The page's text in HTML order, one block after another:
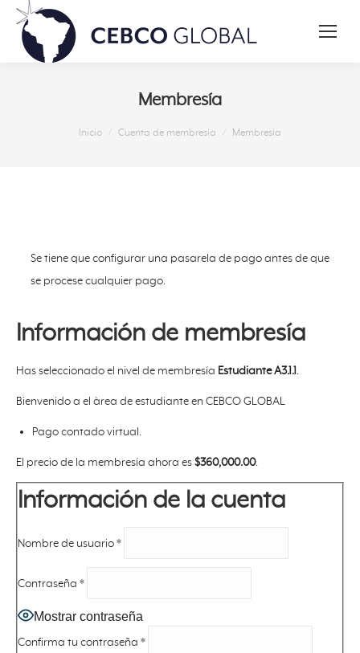
Membresía
Inicio Cuenta de membresía Membresía
Se tiene que configurar una pasarela de pago antes de que
se procese cualquier pago.
Información de membresía
Has seleccionado el nivel de membresía Estudiante A3.1.1.
Bienvenido a el àrea de estudiante en CEBCO GLOBAL
Pago contado virtual.
El precio de la membresía ahora es$360,000.00.
Información de la cuenta
Nombre de usuario*
Contraseña *
Mostrar contraseña
Confirma tu contraseña *